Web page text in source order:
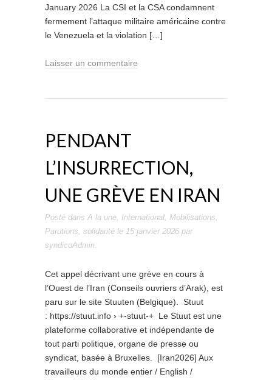
January 2026 La CSI et la CSA condamnent
fermement l’attaque militaire américaine contre
le Venezuela et la violation […]
Laisser un commentaire
PENDANT
L’INSURRECTION,
UNE GRÈVE EN IRAN
Posté dans A la une, International, Mobilisations,
Parutions, solidarité le 15 janvier 2026 par
syndicoAdmin.
Cet appel décrivant une grève en cours à
l’Ouest de l’Iran (Conseils ouvriers d’Arak), est
paru sur le site Stuuten (Belgique). Stuut
: https://stuut.info › +-stuut-+ Le Stuut est une
plateforme collaborative et indépendante de
tout parti politique, organe de presse ou
syndicat, basée à Bruxelles. [Iran2026] Aux
travailleurs du monde entier / English /